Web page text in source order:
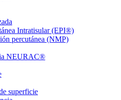
Intratisular (EPI®)
percutánea (NMP)
NEURAC®
superficie